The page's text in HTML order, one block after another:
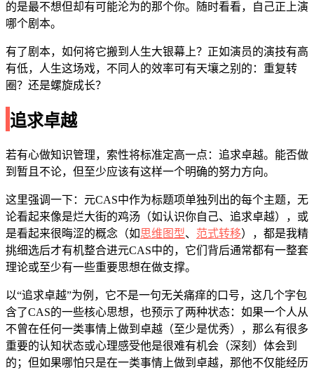
的是最不想但却有可能沦为的那个你。随时看看，自己正上演
哪个剧本。
有了剧本，如何将它搬到人生大银幕上？正如演员的演技有高
有低，人生这场戏，不同人的效率可有天壤之别的：重复转
圈？还是螺旋成长？
追求卓越
若有心做知识管理，索性将标准定高一点：追求卓越。能否做
到暂且不论，但至少应该有这样一个明确的努力方向。
这里强调一下：元CAS中作为标题项单独列出的每个主题，无
论看起来像是烂大街的鸡汤（如认识你自己、追求卓越），或
是看起来很晦涩的概念（如思维图型、 范式转移），都是我精
挑细选后才有机整合进元CAS中的，它们背后通常都有一整套
理论或至少有一些重要思想在做支撑。
以“追求卓越”为例，它不是一句无关痛痒的口号，这几个字包
含了CAS的一些核心思想，也预示了两种状态：如果一个人从
不曾在任何一类事情上做到卓越（至少是优秀），那么有很多
重要的认知状态或心理感受他是很难有机会（深刻）体会到
的；但如果哪怕只是在一类事情上做到卓越，那他不仅能经历